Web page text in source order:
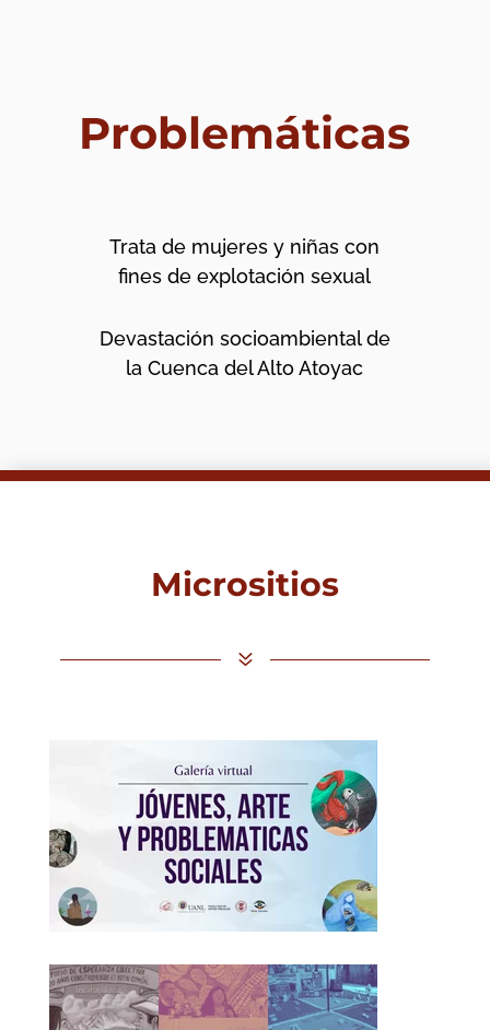
Problemáticas
Trata de mujeres y niñas con
fines de explotación sexual
Devastación socioambiental de
la Cuenca del Alto Atoyac
Micrositios
7